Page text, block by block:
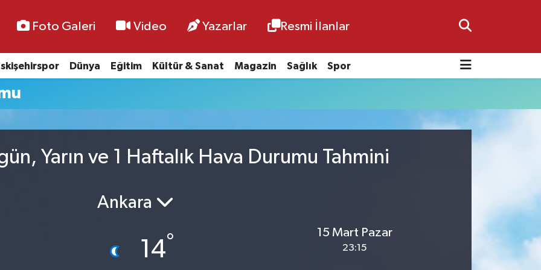
Foto Galeri Video Yazarlar Resmi İlanlar
Dünya Eğitim Kültür & Sanat Magazin Sağlık Spor
Yarın ve 1 Haftalık Hava Durumu Tahmini
Ankara
14°
15 Mart Pazar
23:15